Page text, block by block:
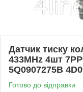
Датчик тиску
433MHz 4шт
5Q0907275B
Готово до відправки